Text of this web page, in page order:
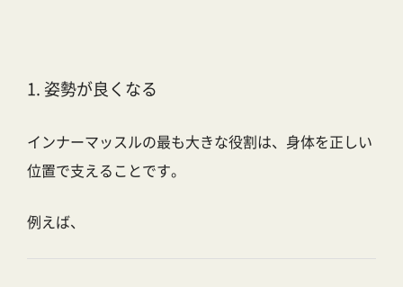
1. 姿勢が良くなる
インナーマッスルの最も大きな役割は、 身体を正しい
位置で支えることです。
例えば、